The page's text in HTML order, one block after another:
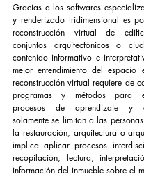
Gracias a los softwares
y renderizado tridimensional es
reconstrucción virtual de
conjuntos arquitectónicos o
contenido informativo e
mejor entendimiento del
reconstrucción virtual requiere de
programas y métodos para
procesos de aprendizaje y
solamente se limitan a las
la restauración, arquitectura o
implica aplicar procesos
recopilación, lectura,
información del inmueble sobre el